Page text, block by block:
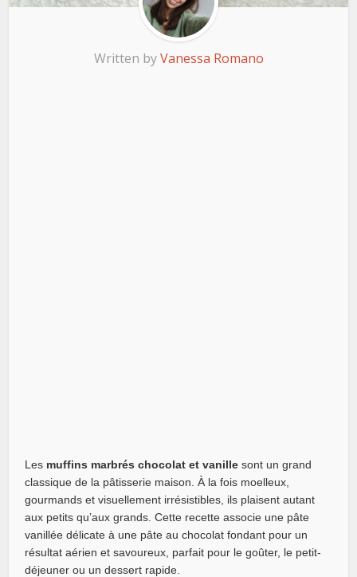
Written byVanessa Romano
Les muffins marbrés chocolat et vanille sont un grand
classique de la pâtisserie maison. À la fois moelleux,
gourmands et visuellement irrésistibles, ils plaisent autant
aux petits qu’aux grands. Cette recette associe une pâte
vanillée délicate à une pâte au chocolat fondant pour un
résultat aérien et savoureux, parfait pour le goûter, le petit-
déjeuner ou un dessert rapide.